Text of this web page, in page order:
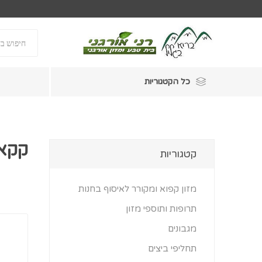
כל הקטגוריות
קטגוריות
מזון קפוא ומקורר לאיסוף בחנות
תרופות ותוספי מזון
מגבונים
תחליפי ביצים